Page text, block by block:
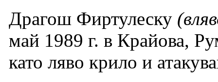
Драгош Фиртулеску
май 1989 г. в Крайова,
като ляво крило и